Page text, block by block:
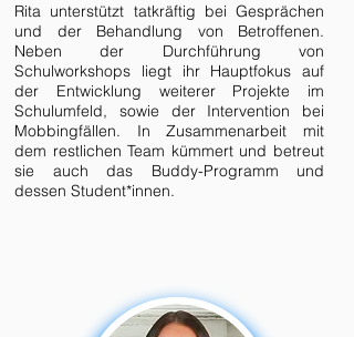
Rita unterstützt tatkräftig bei Gesprächen
und der Behandlung von Betroffenen.
Neben der Durchführung von
Schulworkshops liegt ihr Hauptfokus auf
der Entwicklung weiterer Projekte im
Schulumfeld, sowie der Intervention bei
Mobbingfällen. In Zusammenarbeit mit
dem restlichen Team kümmert und betreut
sie auch das Buddy-Programm und
dessen Student*innen.